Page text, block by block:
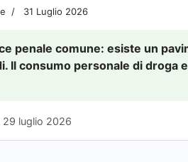
31 Luglio 2026
penale comune: esiste un
Il consumo personale di droga
29 luglio 2026